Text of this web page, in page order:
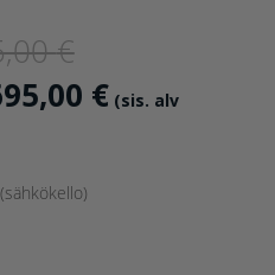
€
hinta
€Nykyinen
(sis. alv